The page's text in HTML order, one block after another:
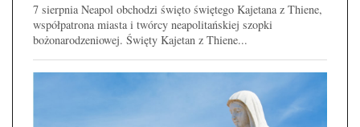
7 sierpnia Neapol obchodzi święto świętego Kajetana z Thiene,
współpatrona miasta i twórcy neapolitańskiej szopki
bożonarodzeniowej. Święty Kajetan z Thiene...